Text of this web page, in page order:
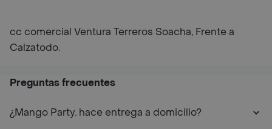
cc comercial Ventura Terreros Soacha, Frente a
Calzatodo.
Preguntas frecuentes
¿Mango Party. hace entrega a domicilio?